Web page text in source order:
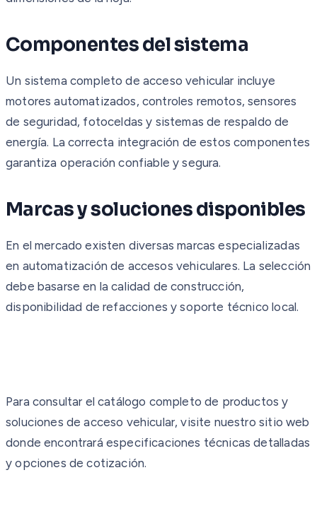
Componentes del sistema
Un sistema completo de acceso vehicular incluye
motores automatizados, controles remotos, sensores
de seguridad, fotoceldas y sistemas de respaldo de
energía. La correcta integración de estos componentes
garantiza operación confiable y segura.
Marcas y soluciones disponibles
En el mercado existen diversas marcas especializadas
en automatización de accesos vehiculares. La selección
debe basarse en la calidad de construcción,
disponibilidad de refacciones y soporte técnico local.
Para consultar el catálogo completo de productos y
soluciones de acceso vehicular, visite nuestro sitio web
donde encontrará especificaciones técnicas detalladas
y opciones de cotización.